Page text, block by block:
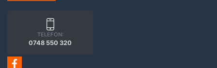
TELEFON:
0748 550 320